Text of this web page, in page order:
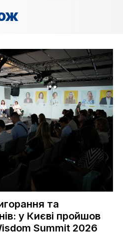
та
у Києві пройшов
Summit 2026